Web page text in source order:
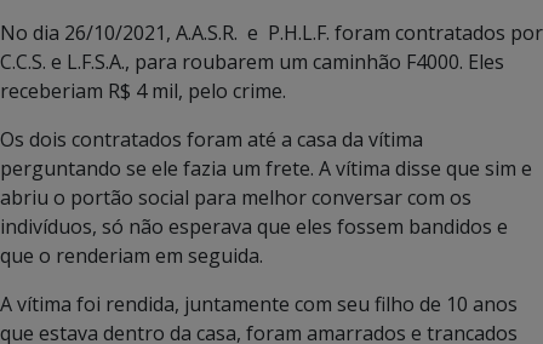
No dia 26/10/2021, A.A.S.R. e P.H.L.F. foram contratados por
C.C.S. e L.F.S.A., para roubarem um caminhão F4000. Eles
receberiam R$ 4 mil, pelo crime.
Os dois contratados foram até a casa da vítima
perguntando se ele fazia um frete. A vítima disse que sim e
abriu o portão social para melhor conversar com os
indivíduos, só não esperava que eles fossem bandidos e
que o renderiam em seguida.
A vítima foi rendida, juntamente com seu filho de 10 anos
que estava dentro da casa, foram amarrados e trancados